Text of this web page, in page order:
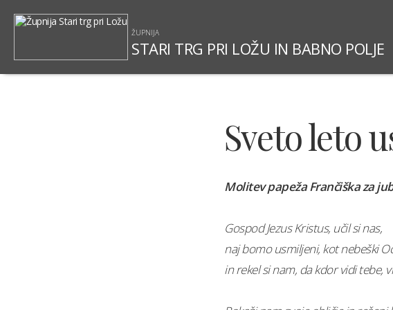
ŽUPNIJA
STARI TRG PRI LOŽU IN BABNO POLJE
Sveto leto
Molitev papeža Frančiška za
Gospod Jezus Kristus, učil si nas,
naj bomo usmiljeni, kot nebeški
in rekel si nam, da kdor vidi tebe,